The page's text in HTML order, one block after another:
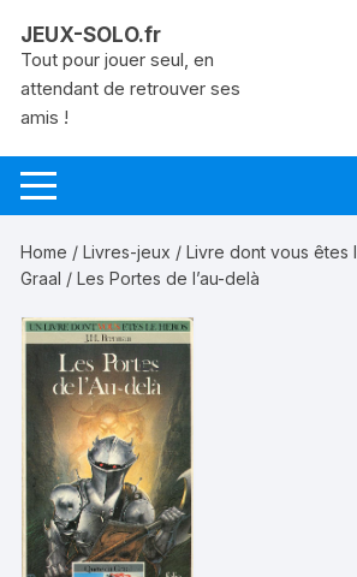
contenu
JEUX-SOLO.fr
Tout pour jouer seul, en
attendant de retrouver ses
amis !
Home /Livres-jeux /Livre dont vous êtes
Graal / Les Portes de l’au-delà